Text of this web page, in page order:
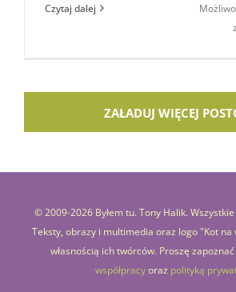
Czytaj dalej
ZAŁADUJ WIĘCEJ
© 2009-2026 Byłem tu. Tony Halik.
Teksty, obrazy i multimedia oraz logo "Kot na
własnością ich twórców. Proszę zapoznać
współpracyoraz polityką